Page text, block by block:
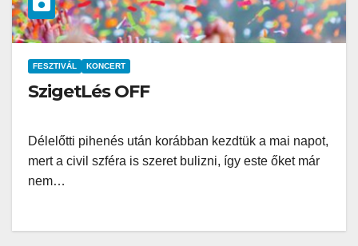
FESZTIVÁL KONCERT
SzigetLés OFF
Délelőtti pihenés után korábban kezdtük a mai napot,
mert a civil szféra is szeret bulizni, így este őket már
nem…